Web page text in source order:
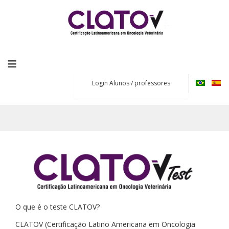
≡
Login Alunos / professores
O que é o teste CLATOV?
CLATOV (Certificação Latino Americana em Oncologia